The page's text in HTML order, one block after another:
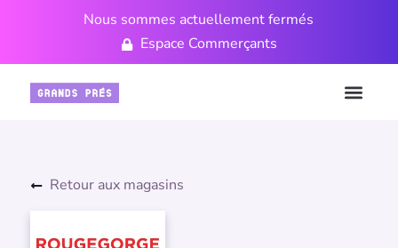
Nous sommes actuellement fermés
Espace Commerçants
Retour aux magasins